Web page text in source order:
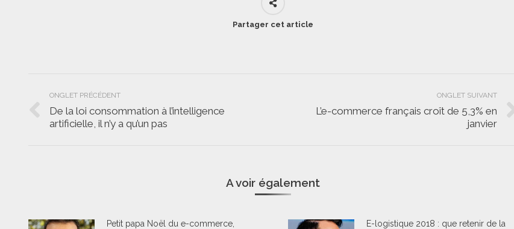
Partager cet article
Navigation
de
commentaire
ONGLET PRÉCÉDENT
Onglet
De la loi consommation à l’intelligence
artificielle, il n’y a qu’un pas
ONGLET SUIVANT
OngletL’e-commerce français croît de 5,3% en
janvier
A voir également
Petit papa Noël du e-commerce,
E-logistique 2018 : que retenir de la